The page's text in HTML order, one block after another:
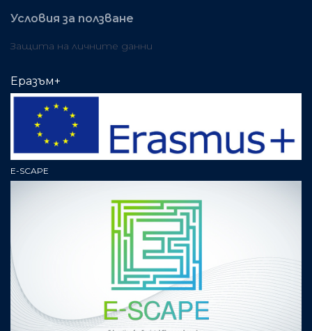
Условия за ползване
Защита на личните данни
Еразъм+
E-SCAPE